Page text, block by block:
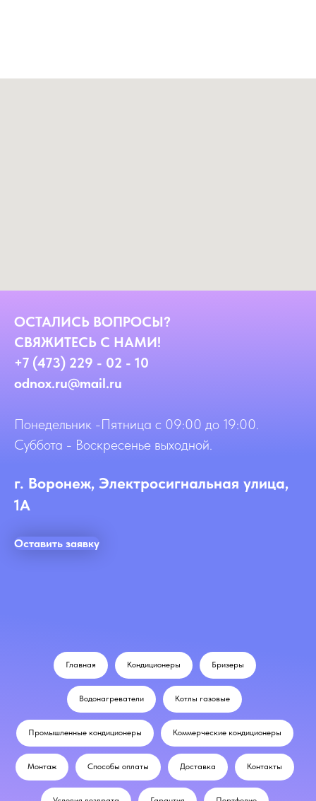
ОСТАЛИСЬ ВОПРОСЫ?
СВЯЖИТЕСЬ С НАМИ!
+7 (473) 229 - 02 - 10
odnox.ru@mail.ru
Понедельник -Пятница с 09:00 до 19:00.
Суббота - Воскресенье выходной.
г. Воронеж, Электросигнальная улица,
1А
Оставить заявку
Главная Кондиционеры Бризеры
Водонагреватели Котлы газовые
Промышленные кондиционеры Коммерческие кондиционеры
Монтаж Способы оплаты Доставка Контакты